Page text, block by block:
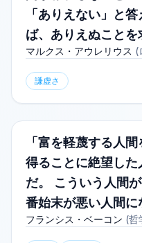
「ありえない」と
ば、ありえぬことを
マルクス・アウレリウス (
謙虚さ
「富を軽蔑する人
得ることに絶望し
だ。 こういう人間
番始末が悪い人間に
フランシス・ベーコン (哲